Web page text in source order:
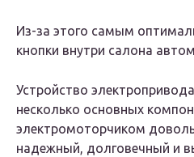
Из-за этого самым
кнопки внутри салона
Устройство
несколько основных
электромоторчиком
надежный, долговечный и